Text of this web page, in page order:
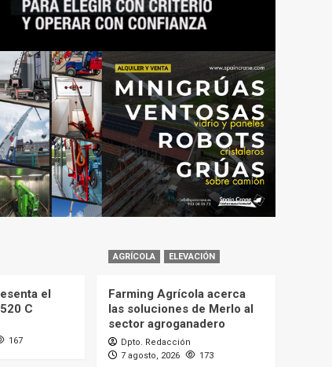
el
C
167
AGRÍCOLA ELEVACIÓN
Farming Agrícola acerca
las soluciones de Merlo al
sector agroganadero
Dpto. Redacción
7 agosto, 2026
173